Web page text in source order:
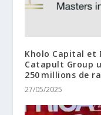
Kholo Capital et
Catapult Group
250 millions de
27/05/2025